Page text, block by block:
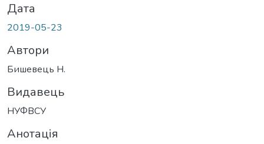
Дата
2019-05-23
Автори
Бишевець Н.
Видавець
НУФВСУ
Анотація